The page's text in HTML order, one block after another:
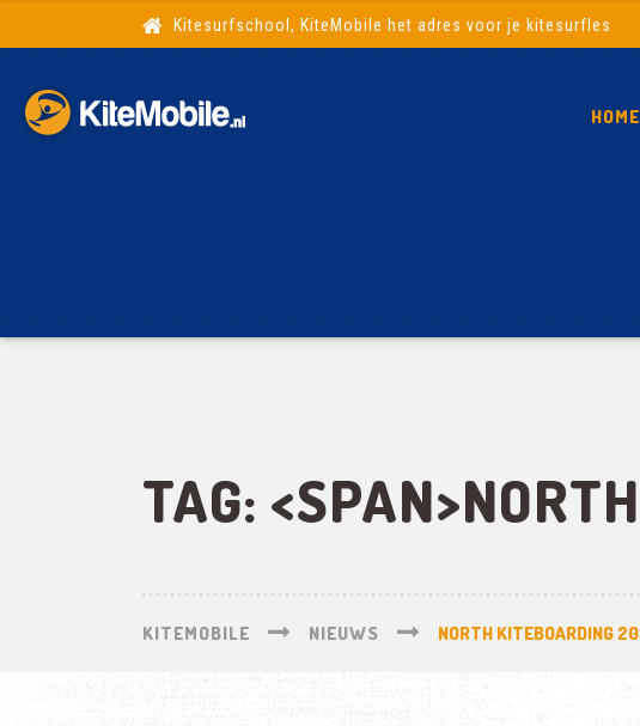
Kitesurfschool, KiteMobile het adres voor je kitesurfles
HOME
TAG:
KITEMOBILE NIEUWS NORTH KITEBOARDING